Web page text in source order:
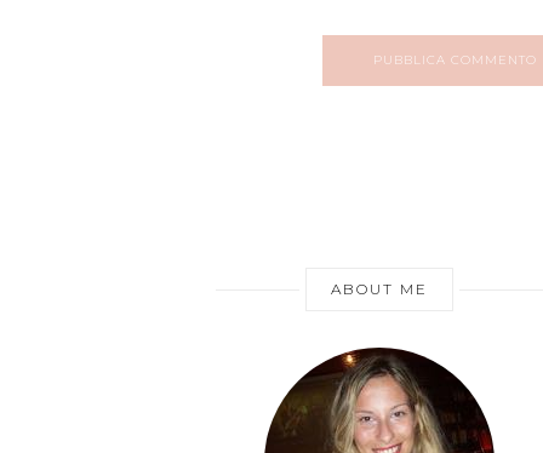
PUBBLICA COMMENTO
ABOUT ME